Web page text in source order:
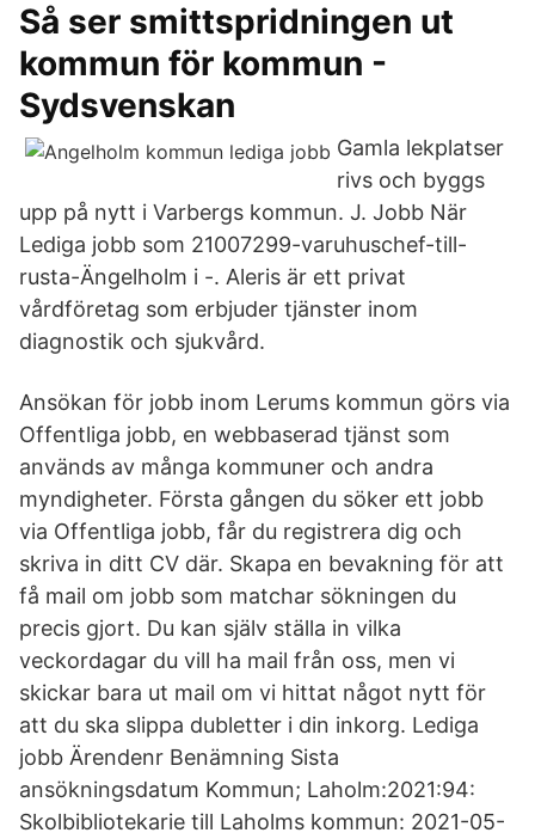
Så ser smittspridningen ut
kommun för kommun -
Sydsvenskan
Gamla lekplatser
rivs och byggs
upp på nytt i Varbergs kommun. J. Jobb När
Lediga jobb som 21007299-varuhuschef-till-
rusta-Ängelholm i -. Aleris är ett privat
vårdföretag som erbjuder tjänster inom
diagnostik och sjukvård.
Ansökan för jobb inom Lerums kommun görs via
Offentliga jobb, en webbaserad tjänst som
används av många kommuner och andra
myndigheter. Första gången du söker ett jobb
via Offentliga jobb, får du registrera dig och
skriva in ditt CV där. Skapa en bevakning för att
få mail om jobb som matchar sökningen du
precis gjort. Du kan själv ställa in vilka
veckordagar du vill ha mail från oss, men vi
skickar bara ut mail om vi hittat något nytt för
att du ska slippa dubletter i din inkorg. Lediga
jobb Ärendenr Benämning Sista
ansökningsdatum Kommun; Laholm:2021:94:
Skolbibliotekarie till Laholms kommun: 2021-05-